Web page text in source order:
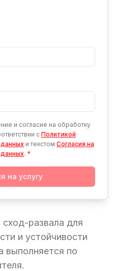
и согласие на обработку
с Политикой
и текстом Согласия на
. *
на услугу
развала для
и устойчивости
выполняется по